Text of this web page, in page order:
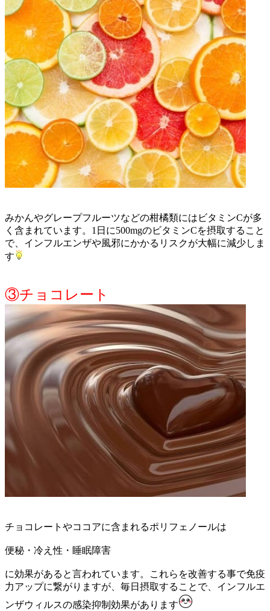
みかんやグレープフルーツなどの柑橘類にはビタミンCが多
く含まれています。1日に500mgのビタミンCを摂取すること
で、インフルエンザや風邪にかかるリスクが大幅に減少しま
す
③チョコレート
チョコレートやココアに含まれるポリフェノールは
便秘・冷え性・睡眠障害
に効果があると言われています。これらを改善する事で免疫
力アップに繋がりますが、毎日摂取することで、インフルエ
ンザウィルスの感染抑制効果があります